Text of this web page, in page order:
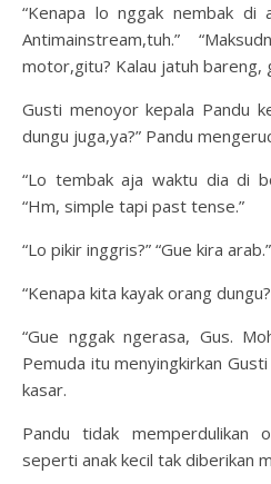
“Kenapa lo nggak nembak di
Antimainstream,tuh.”
motor,gitu? Kalau jatuh bareng,
Gusti menoyor kepala Pandu
dungu juga,ya?” Pandu
“Lo tembak aja waktu dia di
“Hm, simple tapi past tense.”
“Lo pikir inggris?” “Gue kira arab.”
“Kenapa kita kayak orang
“Gue nggak ngerasa, Gus.
Pemuda itu menyingkirkan
kasar.
Pandu tidak memperdulikan
seperti anak kecil tak diberikan